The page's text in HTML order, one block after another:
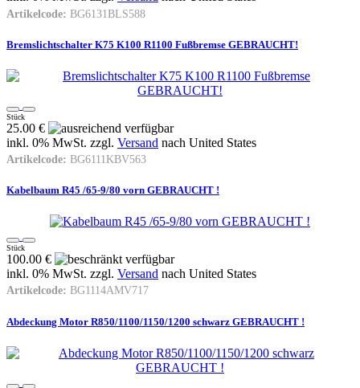
Artikelcode: BG6131BLS588
Bremslichtschalter K75 K100 R1100 Fußbremse GEBRAUCHT!
Stück
25.00 €
inkl. 0% MwSt. zzgl. Versand nach United States
Artikelcode: BG6111KBV563
Kabelbaum R45 /65-9/80 vorn GEBRAUCHT !
Stück
100.00 €
inkl. 0% MwSt. zzgl. Versand nach United States
Artikelcode: BG1114AMV717
Abdeckung Motor R850/1100/1150/1200 schwarz GEBRAUCHT !